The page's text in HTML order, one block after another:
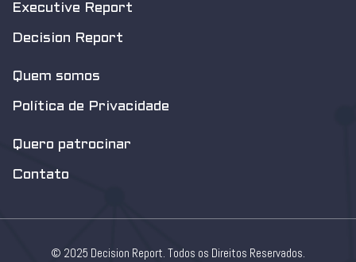
Executive Report
Decision Report
Quem somos
Política de Privacidade
Quero patrocinar
Contato
© 2025 Decision Report. Todos os Direitos Reservados.